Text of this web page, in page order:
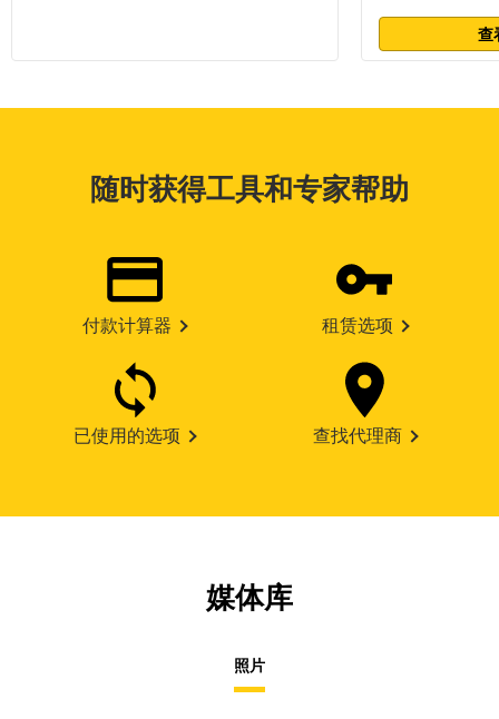
查
随时获得工具和专家帮助
付款计算器 租赁选项
已使用的选项 查找代理商
媒体库
照片